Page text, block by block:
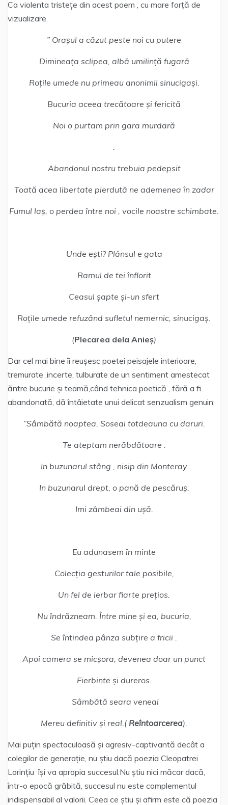
Ca violenta tristețe din acest poem , cu mare forță de
vizualizare.
” Orașul a căzut peste noi cu putere
Dimineața sclipea, albă umilință fugară
Roțile umede nu primeau anonimii sinucigași.
Bucuria aceea trecătoare și fericită
Noi o purtam prin gara murdară
Abandonul nostru trebuia pedepsit
Toată acea libertate pierdută ne ademenea în zadar
Fumul laș, o perdea între noi , vocile noastre schimbate.
Unde ești? Plânsul e gata
Ramul de tei înflorit
Ceasul șapte și-un sfert
Roțile umede refuzând sufletul nemernic, sinucigaș.
(Plecarea dela Anieș)
Dar cel mai bine îi reușesc poetei peisajele interioare,
tremurate ,incerte, tulburate de un sentiment amestecat
ăntre bucurie și teamă,când tehnica poetică , fără a fi
abandonată, dă întâietate unui delicat senzualism genuin:
”Sâmbătă noaptea. Soseai totdeauna cu daruri.
Te ateptam nerăbdătoare .
In buzunarul stâng , nisip din Monteray
In buzunarul drept, o pană de pescăruș.
Imi zâmbeai din ușă.
Eu adunasem în minte
Colecția gesturilor tale posibile,
Un fel de ierbar fiarte prețios.
Nu îndrăzneam. Între mine și ea, bucuria,
Se întindea pânza subțire a fricii .
Apoi camera se micșora, devenea doar un punct
Fierbinte și dureros.
Sâmbătă seara veneai
Mereu definitiv și real.( Reîntoarcerea).
Mai puțin spectaculoasă și agresiv-captivantă decât a
colegilor de generație, nu știu dacă poezia Cleopatrei
Lorințiu își va apropia succesul.Nu știu nici măcar dacă,
într-o epocă grăbită, succesul nu este complementul
indispensabil al valorii. Ceea ce știu și afirm este că poezia